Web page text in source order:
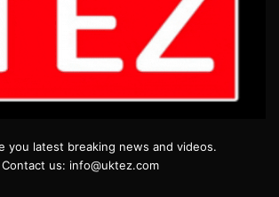
you latest breaking news and videos.
Contact us: info@uktez.com